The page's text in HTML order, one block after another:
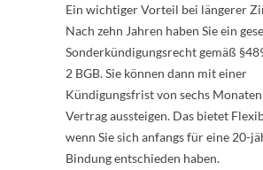
Ein wichtiger Vorteil bei längerer
Nach zehn Jahren haben Sie ein
Sonderkündigungsrecht gemäß
2 BGB. Sie können dann mit einer
Kündigungsfrist von sechs Monaten
Vertrag aussteigen. Das bietet
wenn Sie sich anfangs für eine 20-
Bindung entschieden haben.